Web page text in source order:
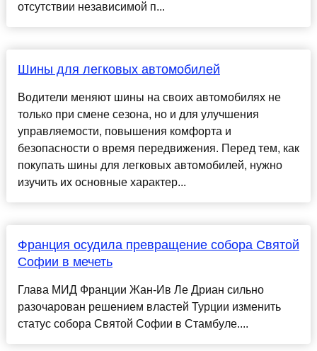
отсутствии независимой п...
Шины для легковых автомобилей
Водители меняют шины на своих автомобилях не
только при смене сезона, но и для улучшения
управляемости, повышения комфорта и
безопасности о время передвижения. Перед тем, как
покупать шины для легковых автомобилей, нужно
изучить их основные характер...
Франция осудила превращение собора Святой
Софии в мечеть
Глава МИД Франции Жан-Ив Ле Дриан сильно
разочарован решением властей Турции изменить
статус собора Святой Софии в Стамбуле....